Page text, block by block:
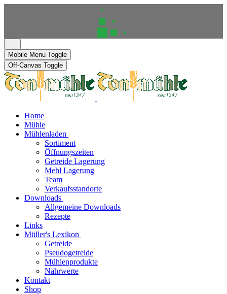
Mobile Menu Toggle
Off-Canvas Toggle
Home
Mühle
Mühlenladen
Sortiment
Öffnungszeiten
Getreide Lagerung
Mehl Lagerung
Team
Verkaufsstandorte
Downloads
Allgemeine Downloads
Rezepte
Links
Müller's Lexikon
Getreide
Pseudogetreide
Mühlenprodukte
Nährwerte
Kontakt
Shop